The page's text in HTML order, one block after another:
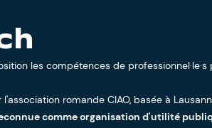
les compétences de professionnel·le·s
l'association romande CIAO, basée à
comme organisation d'utilité